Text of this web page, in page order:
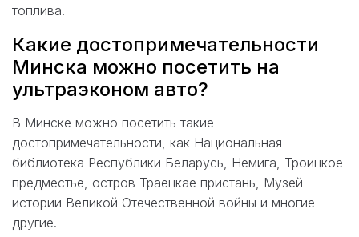
топлива.
Какие достопримечательности
Минска можно посетить на
ультраэконом авто?
В Минске можно посетить такие
достопримечательности, как Национальная
библиотека Республики Беларусь, Немига, Троицкое
предместье, остров Траецкае пристань, Музей
истории Великой Отечественной войны и многие
другие.